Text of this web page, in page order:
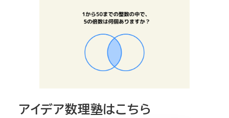
アイデア数理塾はこちら